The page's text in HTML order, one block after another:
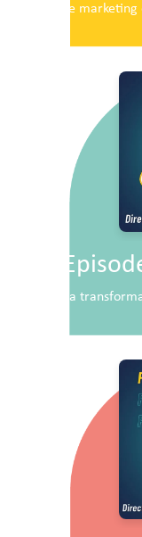
Le
La